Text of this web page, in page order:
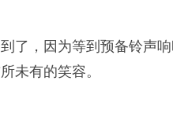
了，因为等到预备铃声
未有的笑容。